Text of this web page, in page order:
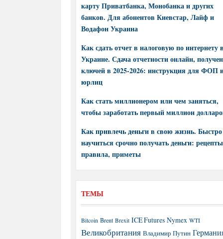
карту Приватбанка, Монобанка и других
банков. Для абонентов Киевстар, Лайф и
Водафон Украина
Как сдать отчет в налоговую по интернету в
Украине. Сдача отчетности онлайн,
ключей в 2025-2026: инструкция для ФОП
юрлиц
Как стать миллионером или чем заняться,
чтобы заработать первый миллион
Как привлечь деньги в свою жизнь. Быстро
научиться срочно получать деньги:
правила, приметы
ТЕМЫ
Bitcoin Brent Brexit ICE Futures Nymex WTI
Великобритания Владимир Путин